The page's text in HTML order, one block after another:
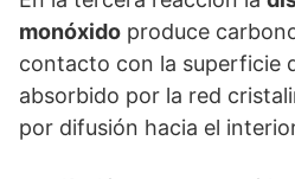
monóxido produce
contacto con la superficie
absorbido por la red
por difusión hacia el